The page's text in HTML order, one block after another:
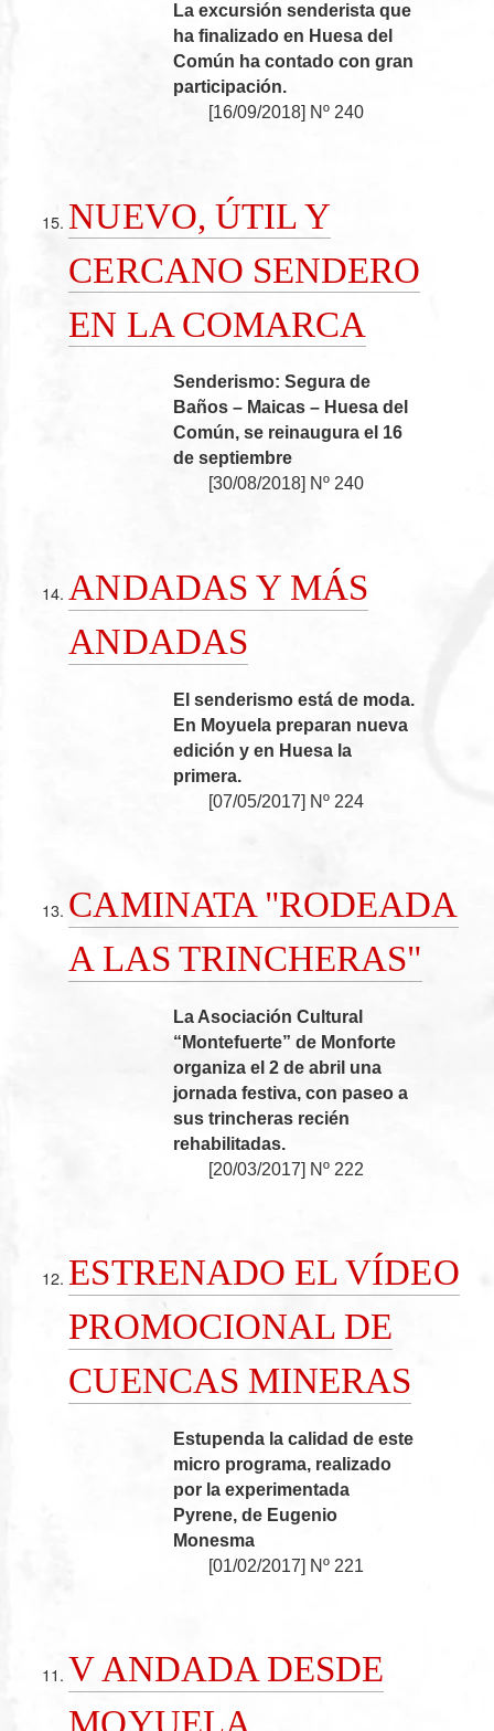
La excursión senderista que
ha finalizado en Huesa del
Común ha contado con gran
participación.
[16/09/2018] Nº 240
NUEVO, ÚTIL Y
CERCANO SENDERO
EN LA COMARCA
Senderismo: Segura de
Baños – Maicas – Huesa del
Común, se reinaugura el 16
de septiembre
[30/08/2018] Nº 240
ANDADAS Y MÁS
ANDADAS
El senderismo está de moda.
En Moyuela preparan nueva
edición y en Huesa la
primera.
[07/05/2017] Nº 224
CAMINATA "RODEADA
A LAS TRINCHERAS"
La Asociación Cultural
“Montefuerte” de Monforte
organiza el 2 de abril una
jornada festiva, con paseo a
sus trincheras recién
rehabilitadas.
[20/03/2017] Nº 222
ESTRENADO EL VÍDEO
PROMOCIONAL DE
CUENCAS MINERAS
Estupenda la calidad de este
micro programa, realizado
por la experimentada
Pyrene, de Eugenio
Monesma
[01/02/2017] Nº 221
V ANDADA DESDE